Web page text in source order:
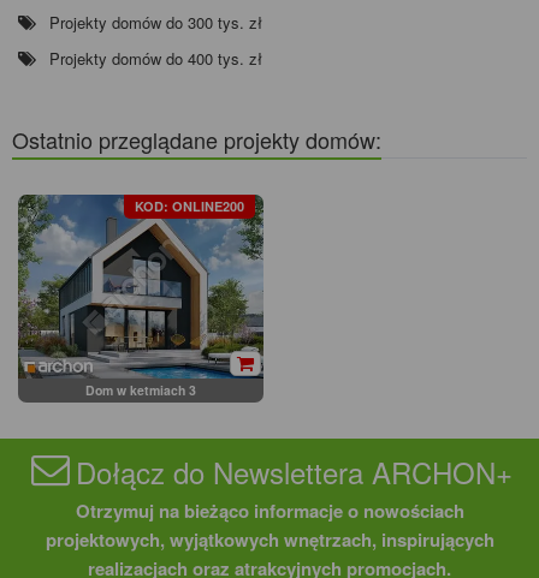
Projekty domów do 300 tys. zł
Projekty domów do 400 tys. zł
Ostatnio przeglądane projekty domów:
KOD: ONLINE200
Dom w ketmiach 3
Dołącz do Newslettera ARCHON+
Otrzymuj na bieżąco informacje o nowościach
projektowych, wyjątkowych wnętrzach, inspirujących
realizacjach oraz atrakcyjnych promocjach.